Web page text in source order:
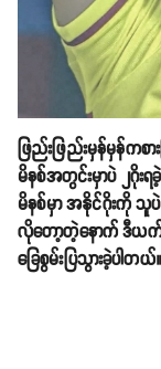
ဖြည်းဖြည်းမှန်မှန်က
မိနစ်အတွင်းမှာပဲ ၂ဂိုးရ
မိနစ်မှာ အနိုင်ဂိုးကို သူ
လိုတော့တဲ့နောက် ဒီယက်
ခြေစွမ်းပြသွားခဲ့ပါတယ်။